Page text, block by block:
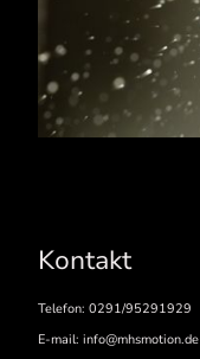
Kontakt
Telefon: 0291/95291929
E-mail: info@mhsmotion.de